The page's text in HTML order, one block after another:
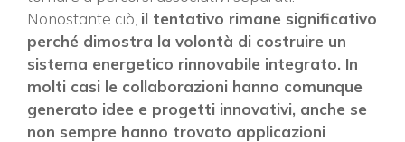
Nonostante ciò, il tentativo rimane significativo
perché dimostra la volontà di costruire un
sistema energetico rinnovabile integrato. In
molti casi le collaborazioni hanno comunque
generato idee e progetti innovativi, anche se
non sempre hanno trovato applicazioni
ISCRIVITI ALLA NEWSLETTER